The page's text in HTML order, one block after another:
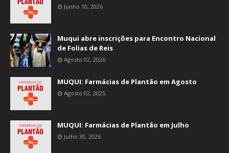
Junho 10, 2026
Muqui abre inscrições para Encontro Nacional
de Folias de Reis
Agosto 02, 2026
MUQUI: Farmácias de Plantão em Agosto
Agosto 02, 2025
MUQUI: Farmácias de Plantão em Julho
Julho 30, 2026